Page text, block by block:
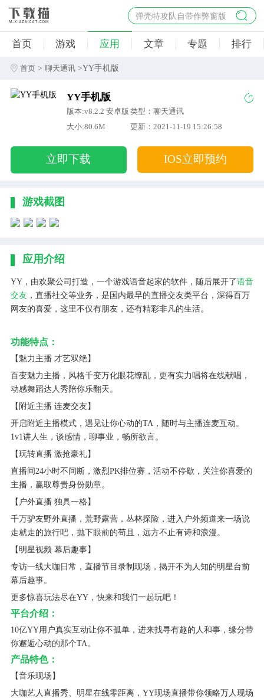
弹壳特攻队自带作弊窗版
杀手47行动
地狱幸存者破解版
首页 游戏 应用 文章 专题 排行
首页 >聊天通讯 >YY手机版
YY手机版
版本:v8.2.2 安卓版 类型：聊天通讯
大小:80.6M
更新：2021-11-19 15:26:58
立即下载 IOS立即预约
游戏截图
应用介绍
YY，由欢聚公司打造，一个游戏语音起家的软件，随后展开了语音
交友，直播社交等业务，是国内最早的直播交友类平台，深得百万
网友的喜爱，这里不仅有朋友，还有精彩非凡的生活。
功能特点：
【魅力主播 才艺双绝】
百变魅力主播，风格千变万化眼花缭乱，更有实力唱将在线献唱，
动感舞蹈达人秀陪你乐翻天。
【附近主播 连麦交友】
开启附近主播模式，遇见让你心动的TA，随时与主播连麦互动。
1v1讲人生，谈感情，聊事业，畅所欲言。
【玩转直播 激抢豪礼】
直播间24小时不间断，激烈PK排位赛，活动不停歇，关注你喜爱的
主播，赢取尊贵身份勋章。
【户外直播 独具一格】
千万驴友野外直播，荒野露营，丛林探险，进入户外频道来一场说
走就走的旅行吧，抛下眼前的苟且，远方不止有诗和浪漫。
【明星视频 幕后趣事】
专访一线大咖日常，直播节目录制现场，揭开不为人知的明星台前
幕后趣事。
更多惊喜玩法尽在YY，快来和我们一起玩吧！
平台介绍：
10亿YY用户真实互动让你不孤单，进来找寻有趣的人和事，缘分带
你邂逅心动的那个TA。
产品特色：
【音乐现场】
大咖艺人直播秀、明星在线零距离，YY现场直播带你领略万人现场